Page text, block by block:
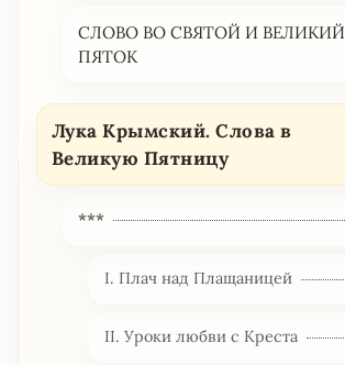
СЛОВО ВО СВЯТОЙ И ВЕЛИКИЙ
ПЯТОК
Лука Крымский. Слова в
Великую Пятницу
***
I. Плач над Плащаницей
II. Уроки любви с Креста